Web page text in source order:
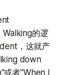
的逻
，这就产
down
者"When I